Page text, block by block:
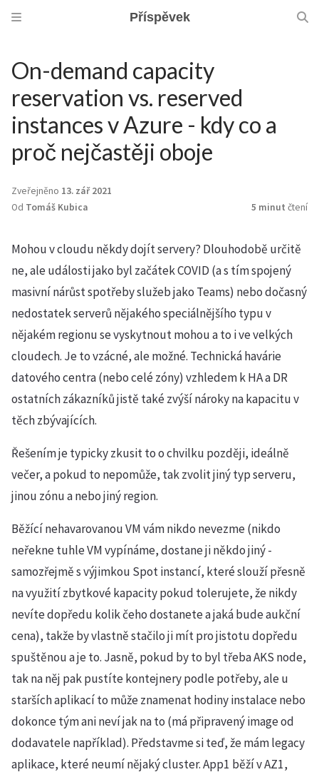
Příspěvek
On-demand capacity
reservation vs. reserved
instances v Azure - kdy co a
proč nejčastěji oboje
Zveřejněno 13. zář 2021
Od Tomáš Kubica 5 minut čtení
Mohou v cloudu někdy dojít servery? Dlouhodobě určitě
ne, ale události jako byl začátek COVID (a s tím spojený
masivní nárůst spotřeby služeb jako Teams) nebo dočasný
nedostatek serverů nějakého speciálnějšího typu v
nějakém regionu se vyskytnout mohou a to i ve velkých
cloudech. Je to vzácné, ale možné. Technická havárie
datového centra (nebo celé zóny) vzhledem k HA a DR
ostatních zákazníků jistě také zvýší nároky na kapacitu v
těch zbývajících.
Řešením je typicky zkusit to o chvilku později, ideálně
večer, a pokud to nepomůže, tak zvolit jiný typ serveru,
jinou zónu a nebo jiný region.
Běžící nehavarovanou VM vám nikdo nevezme (nikdo
neřekne tuhle VM vypínáme, dostane ji někdo jiný -
samozřejmě s výjimkou Spot instancí, které slouží přesně
na využití zbytkové kapacity pokud tolerujete, že nikdy
nevíte dopředu kolik čeho dostanete a jaká bude aukční
cena), takže by vlastně stačilo ji mít pro jistotu dopředu
spuštěnou a je to. Jasně, pokud by to byl třeba AKS node,
tak na něj pak pustíte kontejnery podle potřeby, ale u
starších aplikací to může znamenat hodiny instalace nebo
dokonce tým ani neví jak na to (má připravený image od
dodavatele například). Představme si teď, že mám legacy
aplikace, které neumí nějaký cluster. App1 běží v AZ1,